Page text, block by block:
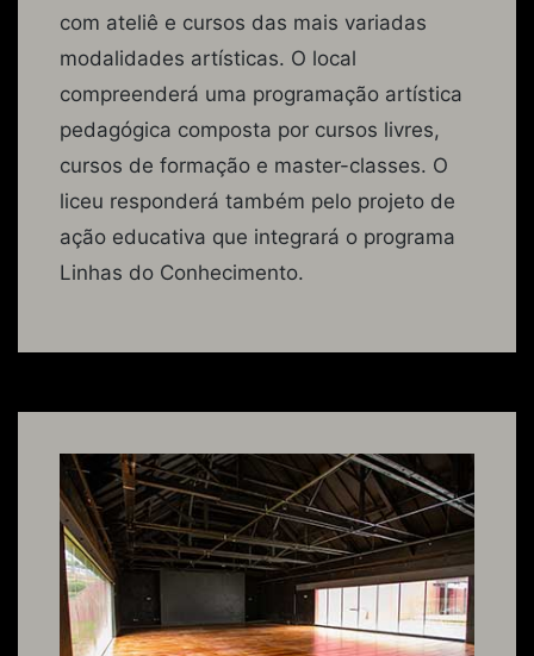
com ateliê e cursos das mais variadas
modalidades artísticas. O local
compreenderá uma programação artística
pedagógica composta por cursos livres,
cursos de formação e master-classes. O
liceu responderá também pelo projeto de
ação educativa que integrará o programa
Linhas do Conhecimento.